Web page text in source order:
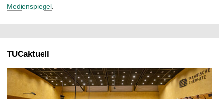
Medienspiegel
TUCaktuell